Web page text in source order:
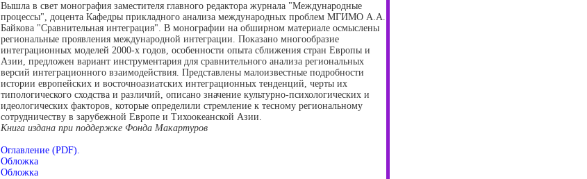
Вышла в свет монография заместителя главного редактора журнала "Международные
процессы", доцента Кафедры прикладного анализа международных проблем МГИМО А.А.
Байкова "Сравнительная интеграция". В монографии на обширном материале осмыслены
региональные проявления международной интеграции. Показано многообразие
интеграционных моделей 2000-х годов, особенности опыта сближения стран Европы и
Азии, предложен вариант инструментария для сравнительного анализа региональных
версий интеграционного взаимодействия. Представлены малоизвестные подробности
истории европейских и восточноазиатских интеграционных тенденций, черты их
типологического сходства и различий, описано значение культурно-психологических и
идеологических факторов, которые определили стремление к тесному региональному
сотрудничеству в зарубежной Европе и Тихоокеанской Азии.
Книга издана при поддержке Фонда Макартуров
Оглавление (PDF).
Обложка
Обложка